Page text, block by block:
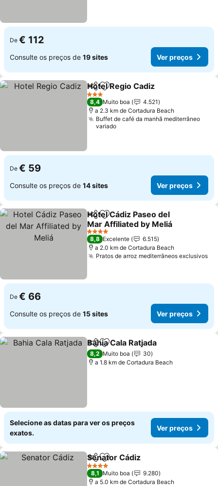
De € 112
Consulte os preços de 19 sites Ver preços
PartilharAdicionar aos favoritos
Hotel Regio Cadiz
3 Estrelas
8,4 Muito boa
4.521
a 2.3 km de Cortadura Beach
Buffet de café da manhã mediterrâneo
variado
De € 59
Consulte os preços de 14 sites Ver preços
PartilharAdicionar aos favoritos
Hotel Cádiz Paseo del
Mar Affiliated by Meliá
4 Estrelas
8,8 Excelente
6.515
a 2.0 km de Cortadura Beach
Pratos de arroz mediterrâneos exclusivos
De € 66
Consulte os preços de 15 sites Ver preços
PartilharAdicionar aos favoritos
Bahia Cala Ratjada
8,2 Muito boa
30
a 1.8 km de Cortadura Beach
Selecione as datas para ver os preços
exatos.
Ver preços
PartilharAdicionar aos favoritos
Senator Cádiz
4 Estrelas
8,1 Muito boa
9.280
a 5.0 km de Cortadura Beach